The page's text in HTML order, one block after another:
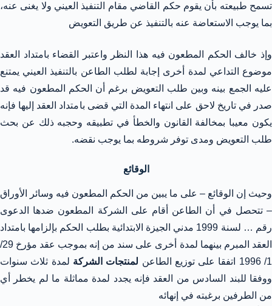
تسمح طبيعته بأن يقوم حكم القاضي مقام التنفيذ العيني ولا يغنى عنه،
بما يوجب الاستعاضة عنه بالتنفيذ عن طريق التعويض
وإذ خالف الحكم المطعون فيه هذا النظر واعتبر القضاء بامتداد العقد
موضوع التداعي لمدة أخرى إجابة لطلب الطاعن بالتنفيذ العيني يمتنع
عليه الجمع بينه وبين طلب التعويض برغم أن الحكم المطعون فيه قد
صدر في تاريخ لاحق على انتهاء المدة التي قضى بامتداد العقد إليها فإنه
يكون معيبا بمخالفة القانون والخطأ في تطبيقه وحجبه ذلك عن بحث
طلب التعويض ومدى توفر شروطه بما يوجب نقضه.
الوقائع
وحيث إن الوقائع – على ما يبين من الحكم المطعون فيه وسائر الأوراق
– تتحصل في أن الطاعن أقام على الشركة المطعون ضدها الدعوى
رقم … لسنة 1999 مدني الجيزة الابتدائية بطلب الحكم بإلزامها بامتداد
العقد المبرم بينهما لمدة أخرى على سند من إنه بموجب عقد مؤرخ 29/
1/ 1996 اتفقا على توزيع الطاعن
لمنتجات الشركة لمدة ثلاث سنوات
ووفقا للبند السادس من العقد فإنه يجدد لمدة مماثلة ما لم يخطر أي
من الطرفين برغبته في إنهائه